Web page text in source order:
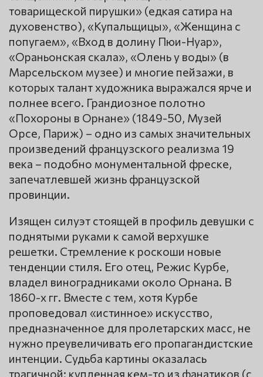
товарищеской пирушки» (едкая сатира на
духовенство), «Купальщицы», «Женщина с
попугаем», «Вход в долину Пюи-Нуар»,
«Ораньонская скала», «Олень у воды» (в
Марсельском музее) и многие пейзажи, в
которых талант художника выражался ярче и
полнее всего. Грандиозное полотно
«Похороны в Орнане» (1849-50, Музей
Opce, Париж) – одно из самых значительных
произведений французского реализма 19
века – подобно монументальной фреске,
запечатлевшей жизнь французской
провинции.
Изящен силуэт стоящей в профиль девушки с
поднятыми руками к самой верхушке
решетки. Стремление к роскоши новые
тенденции стиля. Его отец, Режис Курбе,
владел виноградниками около Орнана. В
1860-х гг. Вместе с тем, хотя Курбе
проповедовал «истинное» искусство,
предназначенное для пролетарских масс, не
нужно преувеличивать его пропагандистские
интенции. Судьба картины оказалась
трагичной: купленная кем-то из фанатиков (с